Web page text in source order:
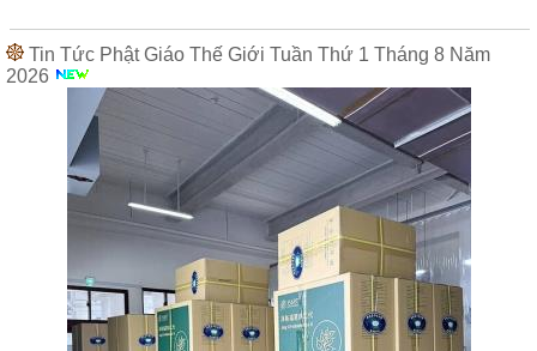
Tin Tức Phật Giáo Thế Giới Tuần Thứ 1 Tháng 8 Năm
2026